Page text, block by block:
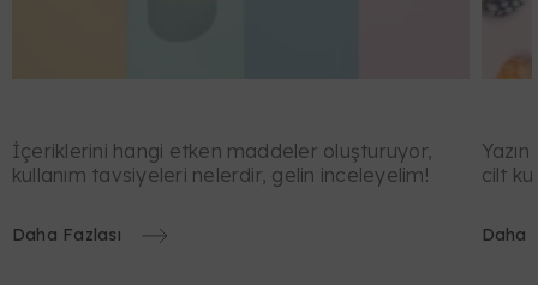
İçeriklerini hangi etken maddeler oluşturuyor,
kullanım tavsiyeleri nelerdir, gelin inceleyelim!
Daha Fazlası
cilt
Daha